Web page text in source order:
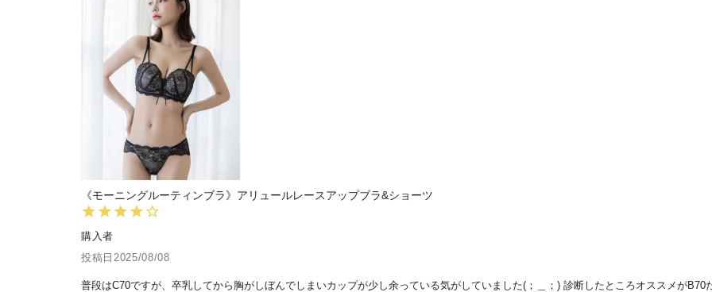
《モーニングルーティンブラ》アリュールレースアップブラ&ショーツ
購入者
投稿日 2025/08/08
普段はC70ですが、卒乳してから胸がしぼんでしまいカップが少し余っている気がしていました(；＿；) 診断したところオススメが